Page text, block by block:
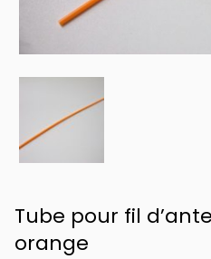
Tube pour fil
orange